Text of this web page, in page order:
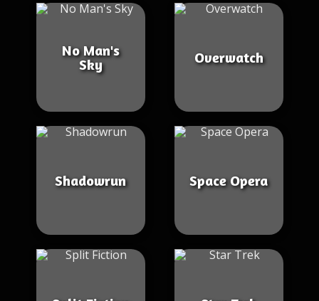
No Man's
Sky
Overwatch
Shadowrun Space Opera